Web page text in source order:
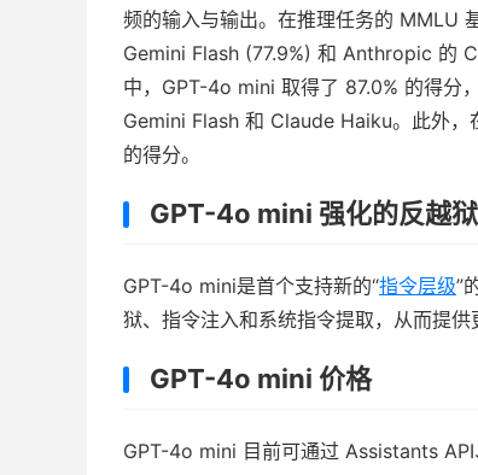
频的输入与输出。在推理任务的 MMLU
Gemini Flash (77.9%) 和 Anthropic 的
中，GPT-4o mini 取得了 87.0% 的得分
Gemini Flash 和 Claude Haiku。此外
的得分。
GPT-4o mini 强化的反越
GPT-4o mini是首个支持新的“指令层级”
狱、指令注入和系统指令提取，从而提供
GPT-4o mini 价格
GPT-4o mini 目前可通过 Assistants